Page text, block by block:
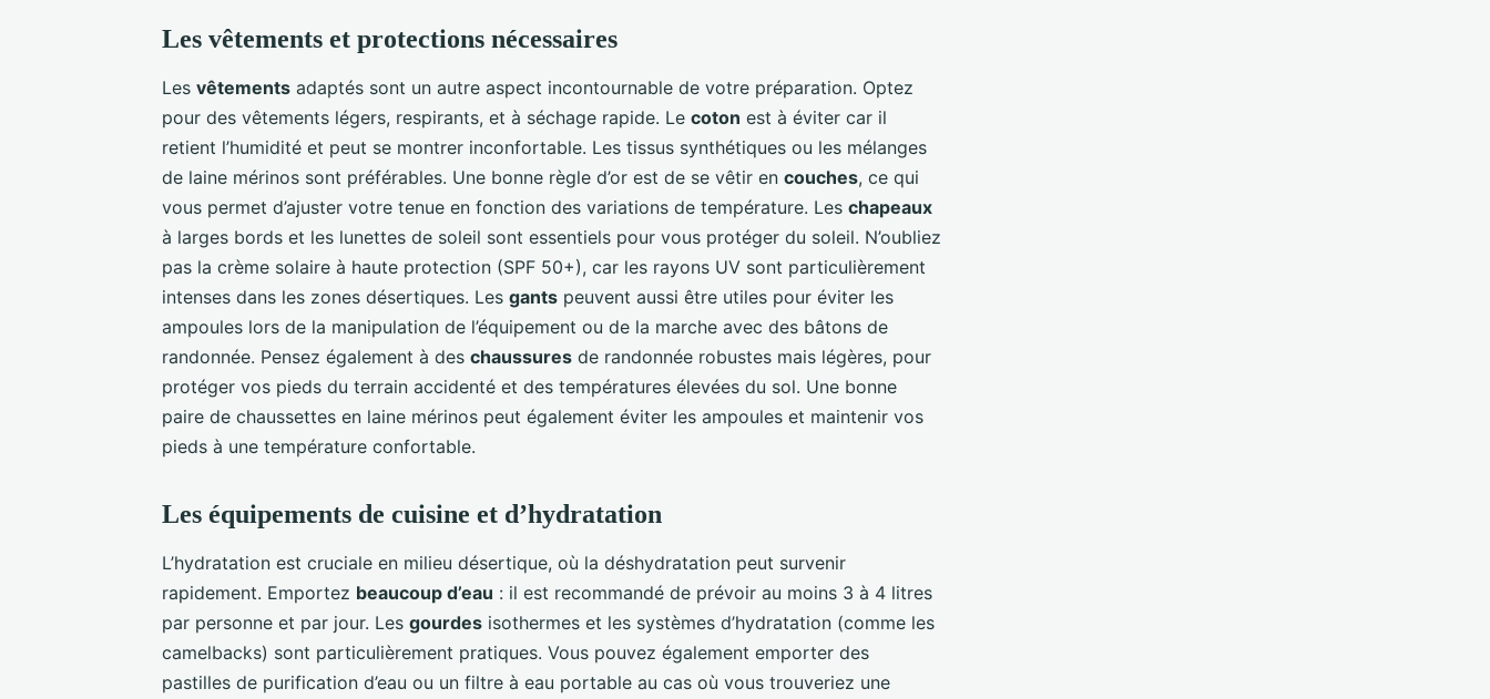
Les vêtements et protections nécessaires
Les vêtements adaptés sont un autre aspect incontournable de votre préparation. Optez
pour des vêtements légers, respirants, et à séchage rapide. Le coton est à éviter car il
retient l’humidité et peut se montrer inconfortable. Les tissus synthétiques ou les mélanges
de laine mérinos sont préférables. Une bonne règle d’or est de se vêtir en couches, ce qui
vous permet d’ajuster votre tenue en fonction des variations de température. Les chapeaux
à larges bords et les lunettes de soleil sont essentiels pour vous protéger du soleil. N’oubliez
pas la crème solaire à haute protection (SPF 50+), car les rayons UV sont particulièrement
intenses dans les zones désertiques. Les gants peuvent aussi être utiles pour éviter les
ampoules lors de la manipulation de l’équipement ou de la marche avec des bâtons de
randonnée. Pensez également à des chaussures de randonnée robustes mais légères, pour
protéger vos pieds du terrain accidenté et des températures élevées du sol. Une bonne
paire de chaussettes en laine mérinos peut également éviter les ampoules et maintenir vos
pieds à une température confortable.
Les équipements de cuisine et d’hydratation
L’hydratation est cruciale en milieu désertique, où la déshydratation peut survenir
rapidement. Emportez beaucoup d’eau : il est recommandé de prévoir au moins 3 à 4 litres
par personne et par jour. Les gourdes isothermes et les systèmes d’hydratation (comme les
camelbacks) sont particulièrement pratiques. Vous pouvez également emporter des
pastilles de purification d’eau ou un filtre à eau portable au cas où vous trouveriez une